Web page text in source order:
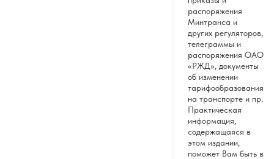
распоряжения
Минтранса и
других регуляторов,
телеграммы и
распоряжения ОАО
«РЖД», документы
об изменении
тарифообразования
на транспорте и пр.
Практическая
информация,
содержащаяся в
этом издании,
поможет Вам быть в